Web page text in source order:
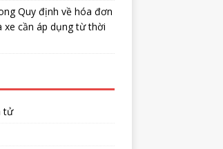
Quy định về hóa đơn
xe cần áp dụng từ thời
tử